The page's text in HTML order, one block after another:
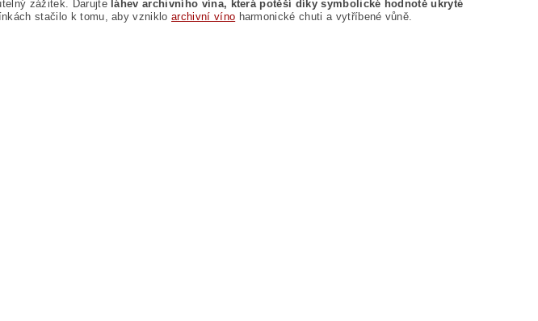
zážitek. Darujte láhev archivního vína, která potěší díky symbolické hodnotě ukryté
stačilo k tomu, aby vznikloarchivní víno harmonické chuti a vytříbené vůně.